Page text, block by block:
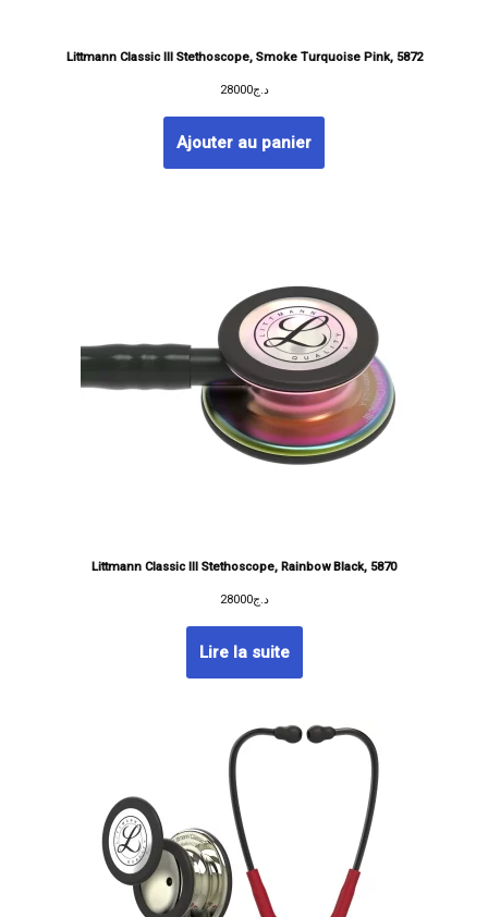
Littmann Classic III Stethoscope, Smoke Turquoise Pink, 5872
د.ج28000
Ajouter au panier
Littmann Classic III Stethoscope, Rainbow Black, 5870
د.ج28000
Lire la suite